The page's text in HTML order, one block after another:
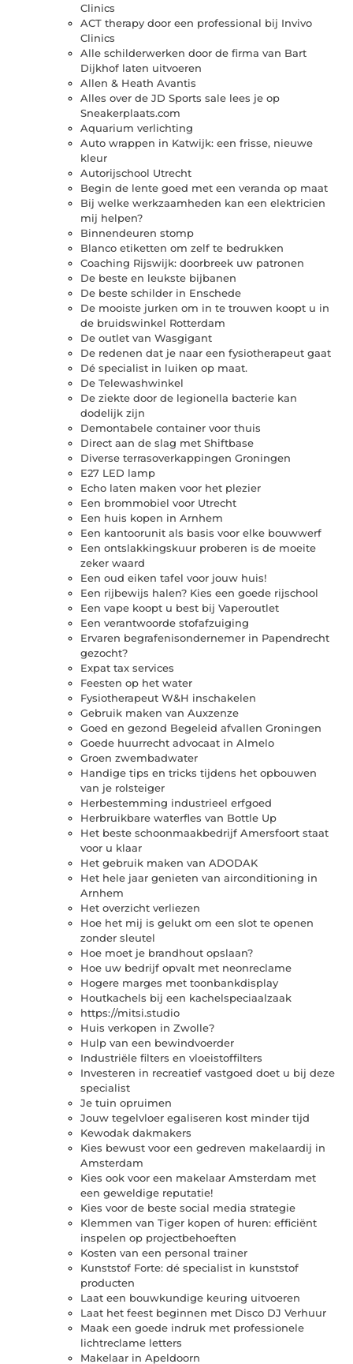
Clinics
ACT therapy door een professional bij Invivo
Clinics
Alle schilderwerken door de firma van Bart
Dijkhof laten uitvoeren
Allen & Heath Avantis
Alles over de JD Sports sale lees je op
Sneakerplaats.com
Aquarium verlichting
Auto wrappen in Katwijk: een frisse, nieuwe
kleur
Autorijschool Utrecht
Begin de lente goed met een veranda op maat
Bij welke werkzaamheden kan een elektricien
mij helpen?
Binnendeuren stomp
Blanco etiketten om zelf te bedrukken
Coaching Rijswijk: doorbreek uw patronen
De beste en leukste bijbanen
De beste schilder in Enschede
De mooiste jurken om in te trouwen koopt u in
de bruidswinkel Rotterdam
De outlet van Wasgigant
De redenen dat je naar een fysiotherapeut gaat
Dé specialist in luiken op maat.
De Telewashwinkel
De ziekte door de legionella bacterie kan
dodelijk zijn
Demontabele container voor thuis
Direct aan de slag met Shiftbase
Diverse terrasoverkappingen Groningen
E27 LED lamp
Echo laten maken voor het plezier
Een brommobiel voor Utrecht
Een huis kopen in Arnhem
Een kantoorunit als basis voor elke bouwwerf
Een ontslakkingskuur proberen is de moeite
zeker waard
Een oud eiken tafel voor jouw huis!
Een rijbewijs halen? Kies een goede rijschool
Een vape koopt u best bij Vaperoutlet
Een verantwoorde stofafzuiging
Ervaren begrafenisondernemer in Papendrecht
gezocht?
Expat tax services
Feesten op het water
Fysiotherapeut W&H inschakelen
Gebruik maken van Auxzenze
Goed en gezond Begeleid afvallen Groningen
Goede huurrecht advocaat in Almelo
Groen zwembadwater
Handige tips en tricks tijdens het opbouwen
van je rolsteiger
Herbestemming industrieel erfgoed
Herbruikbare waterfles van Bottle Up
Het beste schoonmaakbedrijf Amersfoort staat
voor u klaar
Het gebruik maken van ADODAK
Het hele jaar genieten van airconditioning in
Arnhem
Het overzicht verliezen
Hoe het mij is gelukt om een slot te openen
zonder sleutel
Hoe moet je brandhout opslaan?
Hoe uw bedrijf opvalt met neonreclame
Hogere marges met toonbankdisplay
Houtkachels bij een kachelspeciaalzaak
https://mitsi.studio
Huis verkopen in Zwolle?
Hulp van een bewindvoerder
Industriële filters en vloeistoffilters
Investeren in recreatief vastgoed doet u bij deze
specialist
Je tuin opruimen
Jouw tegelvloer egaliseren kost minder tijd
Kewodak dakmakers
Kies bewust voor een gedreven makelaardij in
Amsterdam
Kies ook voor een makelaar Amsterdam met
een geweldige reputatie!
Kies voor de beste social media strategie
Klemmen van Tiger kopen of huren: efficiënt
inspelen op projectbehoeften
Kosten van een personal trainer
Kunststof Forte: dé specialist in kunststof
producten
Laat een bouwkundige keuring uitvoeren
Laat het feest beginnen met Disco DJ Verhuur
Maak een goede indruk met professionele
lichtreclame letters
Makelaar in Apeldoorn